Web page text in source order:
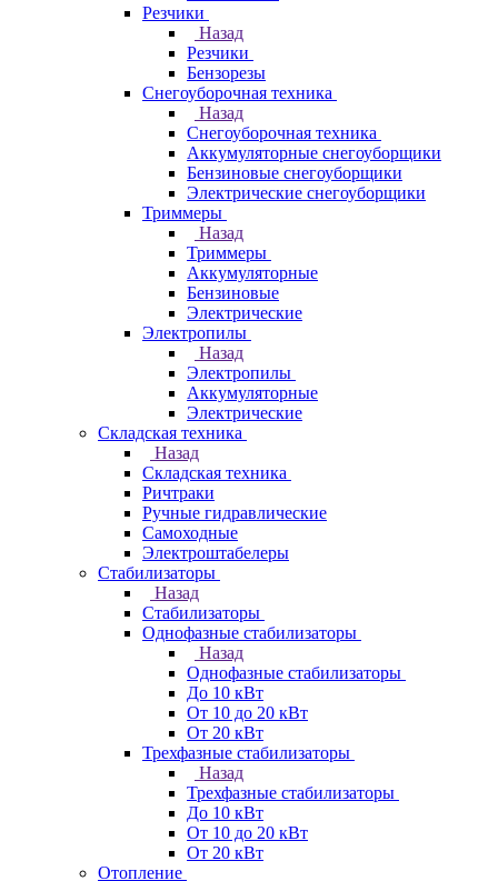
Резчики
Назад
Резчики
Бензорезы
Снегоуборочная техника
Назад
Снегоуборочная техника
Аккумуляторные снегоуборщики
Бензиновые снегоуборщики
Электрические снегоуборщики
Триммеры
Назад
Триммеры
Аккумуляторные
Бензиновые
Электрические
Электропилы
Назад
Электропилы
Аккумуляторные
Электрические
Складская техника
Назад
Складская техника
Ричтраки
Ручные гидравлические
Самоходные
Электроштабелеры
Стабилизаторы
Назад
Стабилизаторы
Однофазные стабилизаторы
Назад
Однофазные стабилизаторы
До 10 кВт
От 10 до 20 кВт
От 20 кВт
Трехфазные стабилизаторы
Назад
Трехфазные стабилизаторы
До 10 кВт
От 10 до 20 кВт
От 20 кВт
Отопление